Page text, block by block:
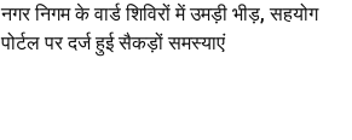
नगर निगम के वार्ड शिविरों में उमड़ी भीड़, सहयोग
पोर्टल पर दर्ज हुई सैकड़ों समस्याएं